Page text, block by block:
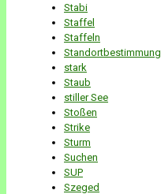
Stabi
Staffel
Staffeln
Standortbestimmung
stark
Staub
stiller See
Stoßen
Strike
Sturm
Suchen
SUP
Szeged